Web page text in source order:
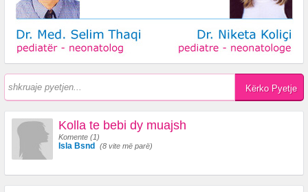
Kolla te bebi dy muajsh
Komente (1)
Isla Bsnd (8 vite më parë)